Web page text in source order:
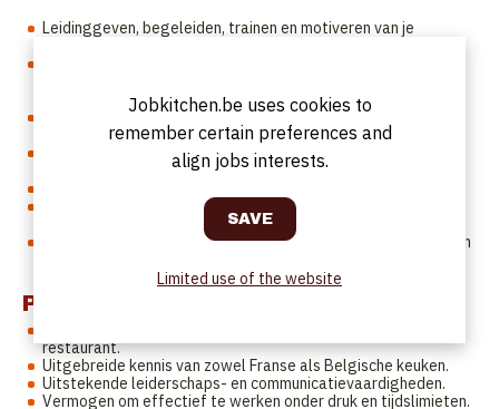
Leidinggeven, begeleiden, trainen en motiveren van je
passen bij ons culinair aanbod.
Zorgen voor goede communicatie met en samenwerking
tussen zaal en keuken.
Opvolgen en bijsturen van de productiviteit en
Beheren van de dagelijkse keukenactiviteiten, inclusief
Innovatief zijn en nieuwe gerechten en presentatietechnieken
Profile
restaurant.
Uitgebreide kennis van zowel Franse als Belgische keuken.
Uitstekende leiderschaps- en communicatievaardigheden.
Vermogen om effectief te werken onder druk en tijdslimieten.
Jobkitchen.be uses cookies to
remember certain preferences and
align jobs interests.
Limited use of the website